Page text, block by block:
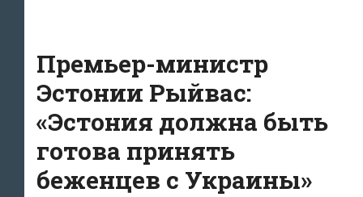
Премьер-министр
Эстонии Рыйвас:
«Эстония должна быть
готова принять
беженцев с Украины»